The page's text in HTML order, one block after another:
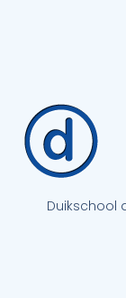
Duikschool